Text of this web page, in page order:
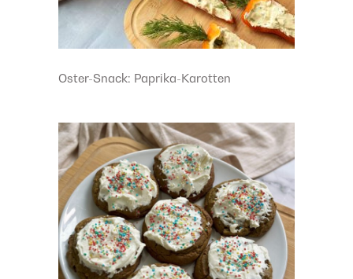
Oster-Snack: Paprika-Karotten